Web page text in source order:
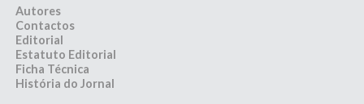
Autores
Contactos
Editorial
Estatuto Editorial
Ficha Técnica
História do Jornal